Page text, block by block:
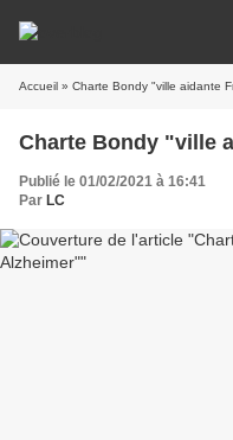
Accueil » Charte Bondy "ville aidante
Charte Bondy "ville
Publié le 01/02/2021 à 16:41
Par LC